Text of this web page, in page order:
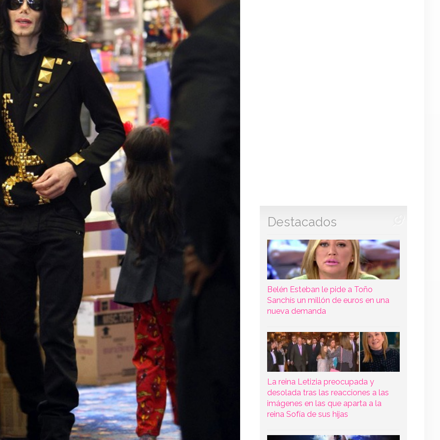
Destacados
Belén Esteban le pide a Toño
Sanchís un millón de euros en una
nueva demanda
La reina Letizia preocupada y
desolada tras las reacciones a las
imágenes en las que aparta a la
reina Sofía de sus hijas